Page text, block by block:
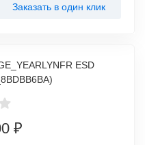
Заказать в один клик
ESD
₽